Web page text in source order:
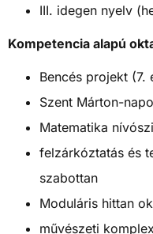
III. idegen nyelv
Kompetencia alapú
Bencés projekt (7.
Szent Márton-
Matematika
felzárkóztatás és
szabottan
Moduláris hittan
művészeti